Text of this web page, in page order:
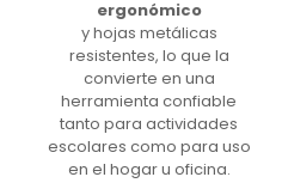
ergonómico
y hojas metálicas
resistentes, lo que la
convierte en una
herramienta confiable
tanto para actividades
escolares como para uso
en el hogar u oficina.